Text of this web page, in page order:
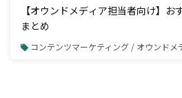
【オウンドメディア担当者向け】お
まとめ
コンテンツマーケティング / オウンドメ